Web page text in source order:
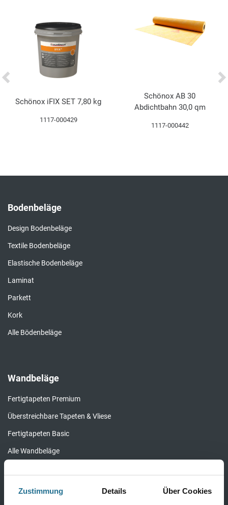
Zustimmung Details Über Cookies
Schönox iFIX SET 7,80 kg
1117-000429
Schönox AB 30
Abdichtbahn 30,0 qm
1117-000442
Bodenbeläge
Design Bodenbeläge
Textile Bodenbeläge
Elastische Bodenbeläge
Laminat
Parkett
Kork
Alle Bödenbeläge
Wandbeläge
Fertigtapeten Premium
Überstreichbare Tapeten & Vliese
Fertigtapeten Basic
Alle Wandbeläge
Bauchemie